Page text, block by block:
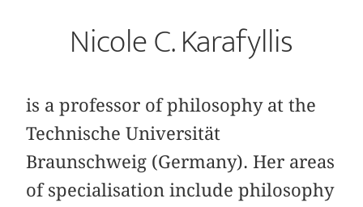
Nicole C. Karafyllis
is a professor of philosophy at the
Technische Universität
Braunschweig (Germany). Her areas
of specialisation include philosophy